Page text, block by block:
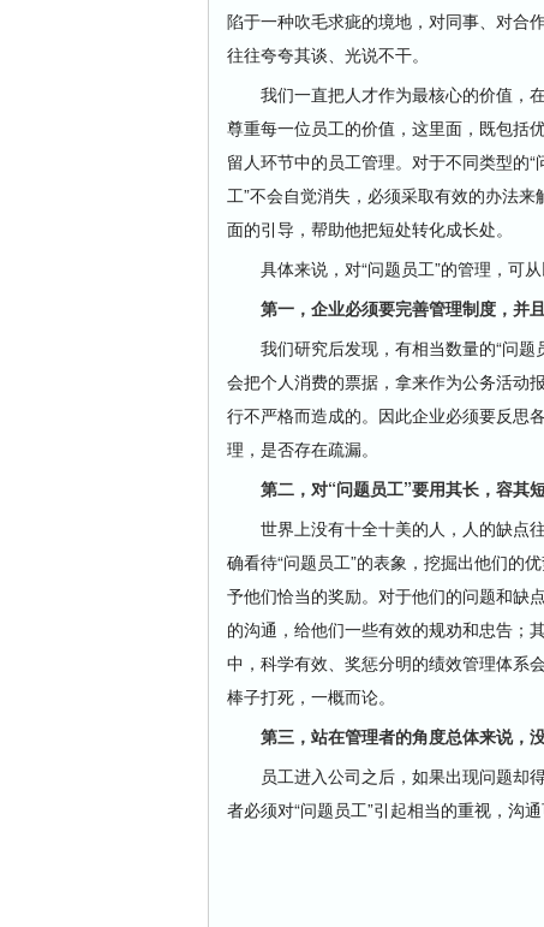
陷于一种吹毛求疵的境地，对同事、对合
往往夸夸其谈、光说不干。
我们一直把人才作为最核心的价值，在
尊重每一位员工的价值，这里面，既包括
留人环节中的员工管理。对于不同类型的
工”不会自觉消失，必须采取有效的办法
面的引导，帮助他把短处转化成长处。
具体来说，对“问题员工”的管理，可从
第一，企业必须要完善管理制度，并且
我们研究后发现，有相当数量的“问题
会把个人消费的票据，拿来作为公务活动
行不严格而造成的。因此企业必须要反思
理，是否存在疏漏。
第二，对“问题员工”要用其长，容其短
世界上没有十全十美的人，人的缺点往
确看待“问题员工”的表象，挖掘出他们的
予他们恰当的奖励。对于他们的问题和缺
的沟通，给他们一些有效的规劝和忠告；
中，科学有效、奖惩分明的绩效管理体系
棒子打死，一概而论。
第三，站在管理者的角度总体来说，没
员工进入公司之后，如果出现问题却得
者必须对“问题员工”引起相当的重视，沟